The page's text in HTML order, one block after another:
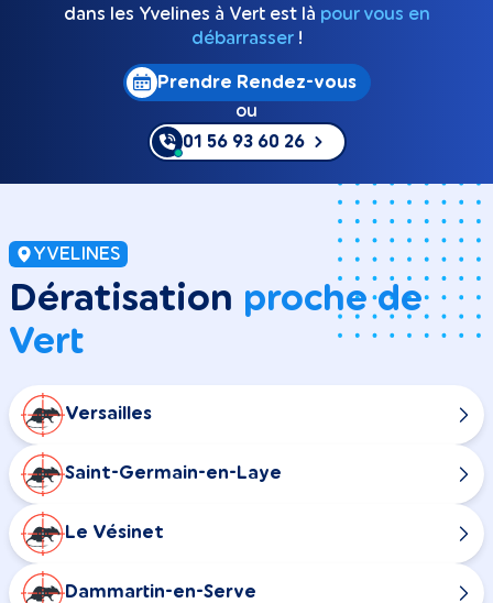
dans les Yvelines à Vert est là pour vous en
débarrasser!
Prendre Rendez-vous
ou
01 56 93 60 26
YVELINES
Dératisation proche de
Vert
Versailles
Saint-Germain-en-Laye
Le Vésinet
Dammartin-en-Serve